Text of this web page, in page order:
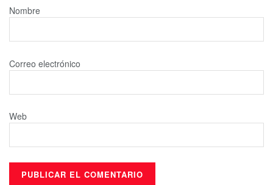
Nombre
Correo electrónico
Web